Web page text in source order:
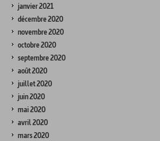
janvier 2021
décembre 2020
novembre 2020
octobre 2020
septembre 2020
août 2020
juillet 2020
juin 2020
mai 2020
avril 2020
mars 2020